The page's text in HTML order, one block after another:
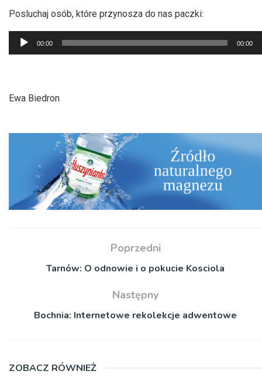
Posluchaj osób, które przynosza do nas paczki:
Odtwarzacz
plików
00:00 00:00
Ewa Biedron
Poprzedni
Tarnów: O odnowie i o pokucie Kosciola
Następny
Bochnia: Internetowe rekolekcje adwentowe
ZOBACZ RÓWNIEŻ